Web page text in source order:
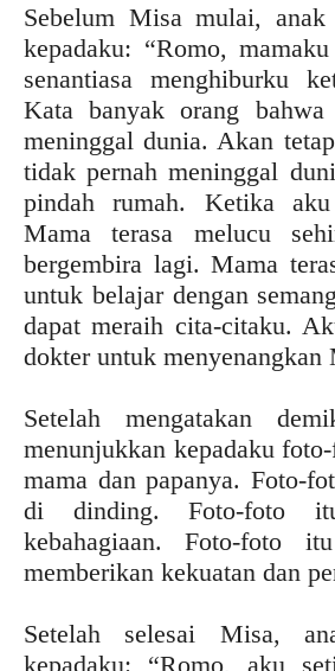
Sebelum Misa mulai, anak
kepadaku: “Romo,
senantiasa menghiburku
Kata banyak orang bahwa
meninggal dunia. Akan
tidak pernah meninggal
pindah rumah. Ketika aku
Mama terasa melucu
bergembira lagi. Mama
untuk belajar dengan
dapat meraih cita-citaku.
dokter untuk menyenangkan
Setelah mengatakan
menunjukkan kepadaku
mama dan papanya. Foto-
di dinding. Foto-foto
kebahagiaan. Foto-foto
memberikan kekuatan dan
Setelah selesai Misa,
kepadaku: “Romo, aku